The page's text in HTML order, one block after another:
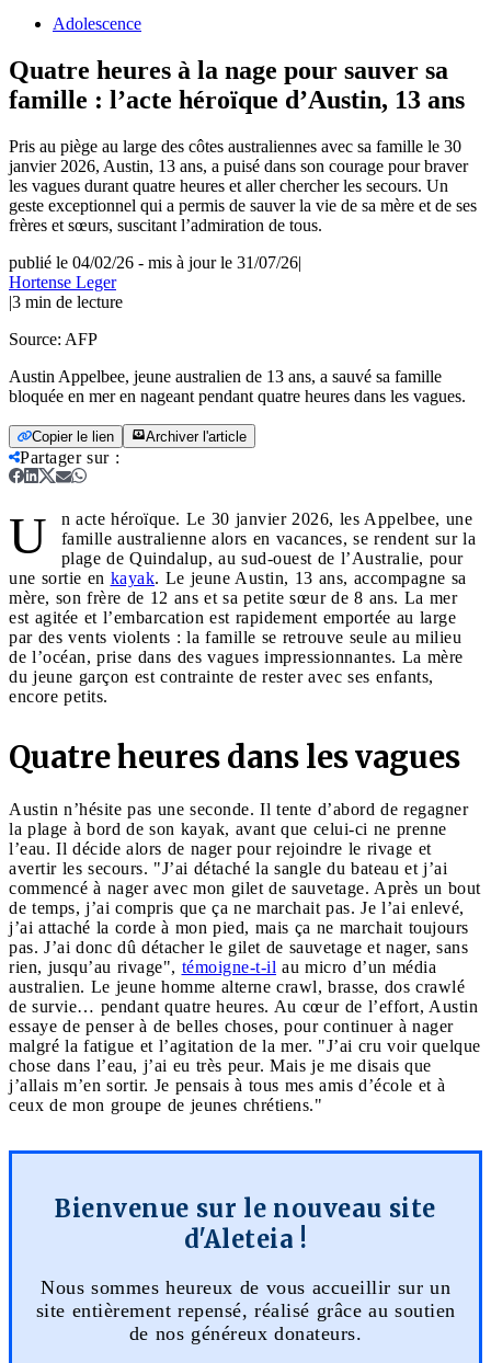
Adolescence
Quatre heures à la nage pour sauver sa
famille : l’acte héroïque d’Austin, 13 ans
Pris au piège au large des côtes australiennes avec sa famille le 30
janvier 2026, Austin, 13 ans, a puisé dans son courage pour braver
les vagues durant quatre heures et aller chercher les secours. Un
geste exceptionnel qui a permis de sauver la vie de sa mère et de ses
frères et sœurs, suscitant l’admiration de tous.
publié le 04/02/26 - mis à jour le 31/07/26|
Hortense Leger
|3 min de lecture
Source: AFP
Austin Appelbee, jeune australien de 13 ans, a sauvé sa famille
bloquée en mer en nageant pendant quatre heures dans les vagues.
Copier le lien Archiver l'article
Partager sur:
U
n acte héroïque. Le 30 janvier 2026, les Appelbee, une
famille australienne alors en vacances, se rendent sur la
plage de Quindalup, au sud-ouest de l’Australie, pour
une sortie en kayak. Le jeune Austin, 13 ans, accompagne sa
mère, son frère de 12 ans et sa petite sœur de 8 ans. La mer
est agitée et l’embarcation est rapidement emportée au large
par des vents violents : la famille se retrouve seule au milieu
de l’océan, prise dans des vagues impressionnantes. La mère
du jeune garçon est contrainte de rester avec ses enfants,
encore petits.
Quatre heures dans les vagues
Austin n’hésite pas une seconde. Il tente d’abord de regagner
la plage à bord de son kayak, avant que celui-ci ne prenne
l’eau. Il décide alors de nager pour rejoindre le rivage et
avertir les secours. "J’ai détaché la sangle du bateau et j’ai
commencé à nager avec mon gilet de sauvetage. Après un bout
de temps, j’ai compris que ça ne marchait pas. Je l’ai enlevé,
j’ai attaché la corde à mon pied, mais ça ne marchait toujours
pas. J’ai donc dû détacher le gilet de sauvetage et nager, sans
rien, jusqu’au rivage", témoigne-t-il au micro d’un média
australien. Le jeune homme alterne crawl, brasse, dos crawlé
de survie… pendant quatre heures. Au cœur de l’effort, Austin
essaye de penser à de belles choses, pour continuer à nager
malgré la fatigue et l’agitation de la mer. "J’ai cru voir quelque
chose dans l’eau, j’ai eu très peur. Mais je me disais que
j’allais m’en sortir. Je pensais à tous mes amis d’école et à
ceux de mon groupe de jeunes chrétiens."
Bienvenue sur le nouveau site
d'Aleteia !
Nous sommes heureux de vous accueillir sur un
site entièrement repensé, réalisé grâce au soutien
de nos généreux donateurs.